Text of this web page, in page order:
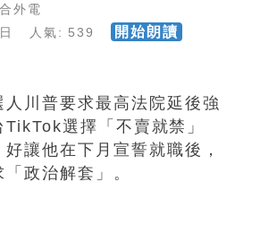
外電
日 人氣: 539
開始朗讀
人川普要求最高法院延後強
選擇「不賣就禁」
讓他在下月宣誓就職後，
政治解套」。